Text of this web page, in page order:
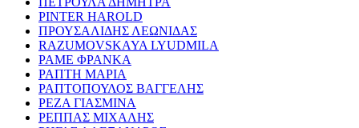
PINTER HAROLD
ΠΡΟΥΣΑΛΙΔΗΣ ΛΕΩΝΙΔΑΣ
RAZUMOVSKAYA LYUDMILA
ΡΑΜΕ ΦΡΑΝΚΑ
ΡΑΠΤΗ ΜΑΡΙΑ
ΡΑΠΤΟΠΟΥΛΟΣ ΒΑΓΓΕΛΗΣ
ΡΕΖΑ ΓΙΑΣΜΙΝΑ
ΡΕΠΠΑΣ ΜΙΧΑΛΗΣ